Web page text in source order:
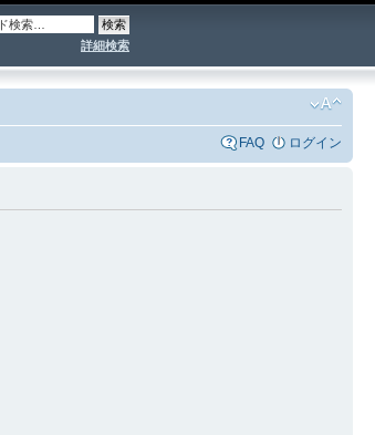
詳細検索
FAQ ログイン